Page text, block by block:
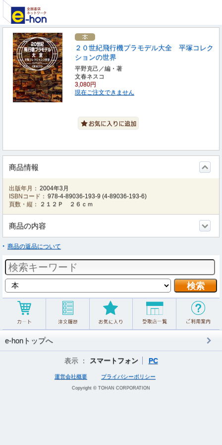
２０世紀飛行機プラモデル大全 平塚コレク
ションの世界
平野克己／編・著
文春ネスコ
3,080円
現在ご注文できません
商品情報
出版年月： 2004年3月
ISBNコード： 978-4-89036-193-9 (4-89036-193-6)
頁数・縦：
２１２Ｐ ２６ｃｍ
商品の内容
商品の返品について
e-honトップへ
表示 ： スマートフォン PC
運営会社概要 プライバシーポリシー
Copyright © TOHAN CORPORATION